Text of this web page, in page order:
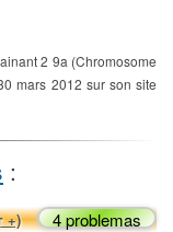
2 9a (Chromosome
mars 2012 sur son site
:
+) 4 problemas